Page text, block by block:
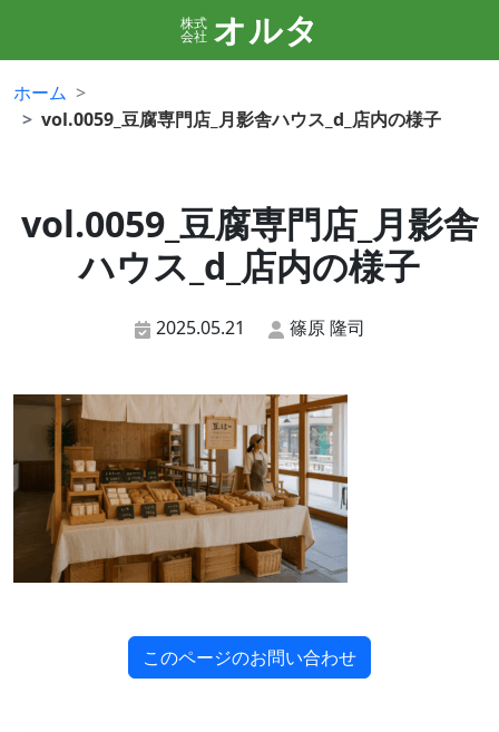
株式
会社 オルタ
ホーム
vol.0059_豆腐専門店_月影舎ハウス_d_店内の様子
vol.0059_豆腐専門店_月影舎
ハウス_d_店内の様子
2025.05.21 篠原 隆司
このページのお問い合わせ